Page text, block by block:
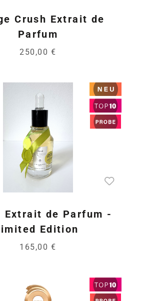
Crush Extrait de
Parfum
250,00 €
Extrait de Parfum -
Edition
165,00 €